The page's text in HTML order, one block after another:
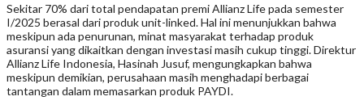
Sekitar 70% dari total pendapatan premi Allianz Life pada semester
I/2025 berasal dari produk unit-linked. Hal ini menunjukkan bahwa
meskipun ada penurunan, minat masyarakat terhadap produk
asuransi yang dikaitkan dengan investasi masih cukup tinggi. Direktur
Allianz Life Indonesia, Hasinah Jusuf, mengungkapkan bahwa
meskipun demikian, perusahaan masih menghadapi berbagai
tantangan dalam memasarkan produk PAYDI.